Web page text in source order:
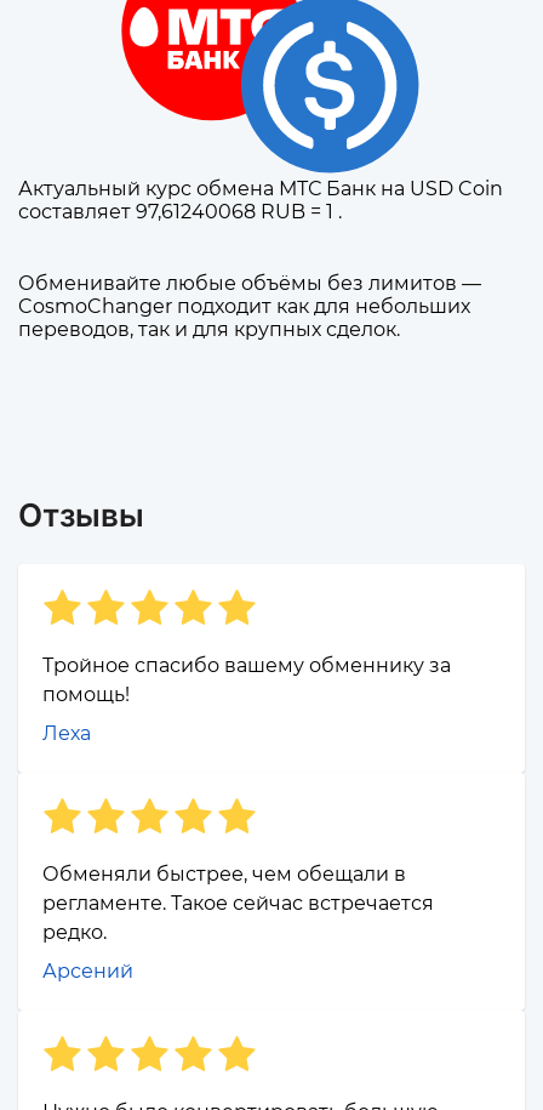
Актуальный курс обмена МТС Банк на USD Coin
составляет 97,61240068 RUB = 1 .
Обменивайте любые объёмы без лимитов —
CosmoChanger подходит как для небольших
переводов, так и для крупных сделок.
Отзывы
Тройное спасибо вашему обменнику за
помощь!
Леха
Обменяли быстрее, чем обещали в
регламенте. Такое сейчас встречается
редко.
Арсений